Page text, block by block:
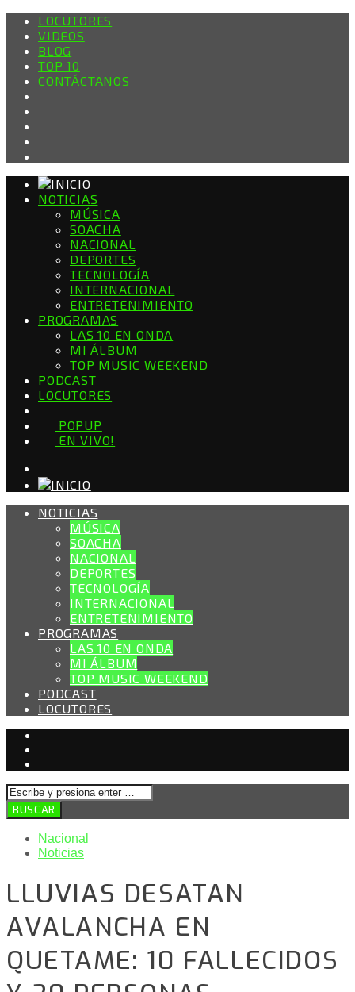
LOCUTORES
VIDEOS
BLOG
TOP 10
CONTÁCTANOS
NOTICIAS
MÚSICA
SOACHA
NACIONAL
DEPORTES
TECNOLOGÍA
INTERNACIONAL
ENTRETENIMIENTO
PROGRAMAS
LAS 10 EN ONDA
MI ÁLBUM
TOP MUSIC WEEKEND
PODCAST
LOCUTORES
POPUP
EN VIVO!
NOTICIAS
MÚSICA
SOACHA
NACIONAL
DEPORTES
TECNOLOGÍA
INTERNACIONAL
ENTRETENIMIENTO
PROGRAMAS
LAS 10 EN ONDA
MI ÁLBUM
TOP MUSIC WEEKEND
PODCAST
LOCUTORES
Nacional
Noticias
LLUVIAS DESATAN
AVALANCHA EN
QUETAME: 10 FALLECIDOS